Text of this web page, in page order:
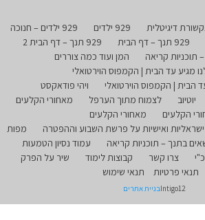
929 ילדים
929 ילדים – חנוכה
929 תנך – דף הבית
929 תנך – דף הבית 2
תוכניות קריאה
המן ועוד כמה צוררים
מגיע עד הבית | הקמפוס הוירטואלי
הבית | הקמפוס הוירטואלי
ויהי פודאקסט
יוטיוב לצמוח מתוך הערפל
מאחורי הקלעים
הקלעים
מאחורי הקלעים
ואישיות על פרשת השבוע וההפטרה
מפות
בתנך – תוכניות קריאה
עמוד נסיון הטמעות
צרו קשר קבוצות לימוד
שיר על הפרק
תנאי פרטיות
תנאי שימוש
Intigo12בניית אתרים